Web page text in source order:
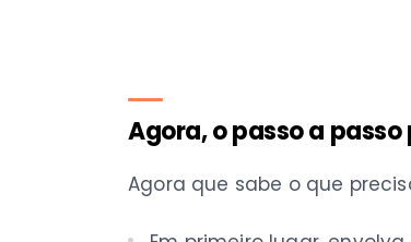
Agora, o passo a
Agora que sabe o que